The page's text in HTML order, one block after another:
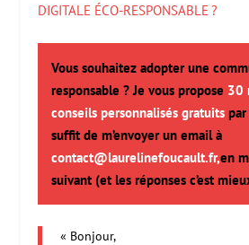
DIGITALE ÉCO-RESPONSABLE ?
Vous souhaitez adopter une
responsable ? Je vous propose 30
conseils personnalisés gratuits
suffit de m’envoyer un email à
contact@laurelinefoucault.fr,en
suivant (et les réponses c’est
« Bonjour,